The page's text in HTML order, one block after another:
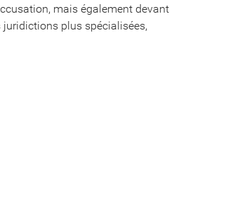
mais également devant
plus spécialisées,